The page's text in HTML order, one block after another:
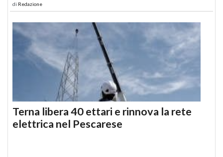
di Redazione
Terna libera 40 ettari e rinnova la rete
elettrica nel Pescarese